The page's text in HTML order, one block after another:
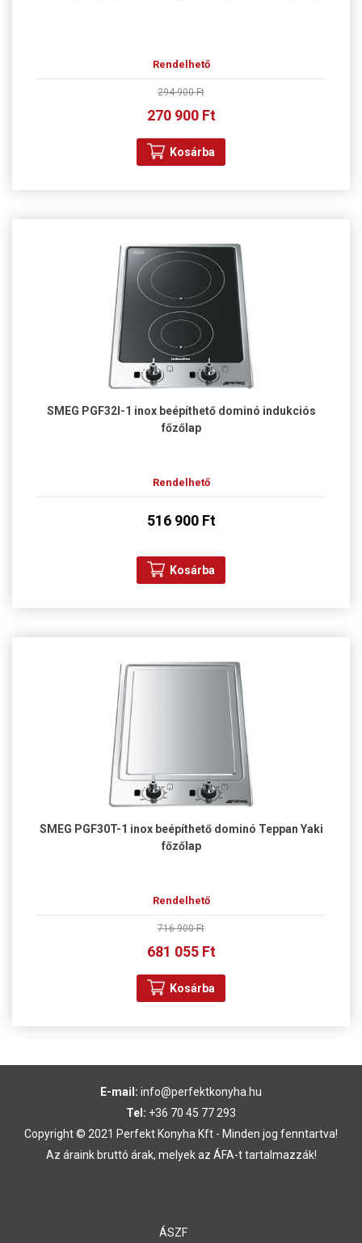
Rendelhető
294 900 Ft
270 900 Ft
Kosárba
SMEG PGF32I-1 inox beépíthető dominó indukciós
főzőlap
Rendelhető
516 900 Ft
Kosárba
SMEG PGF30T-1 inox beépíthető dominó Teppan Yaki
főzőlap
Rendelhető
716 900 Ft
681 055 Ft
Kosárba
E-mail: info@perfektkonyha.hu
Tel: +36 70 45 77 293
Copyright © 2021 Perfekt Konyha Kft - Minden jog fenntartva!
Az áraink bruttó árak, melyek az ÁFA-t tartalmazzák!
ÁSZF